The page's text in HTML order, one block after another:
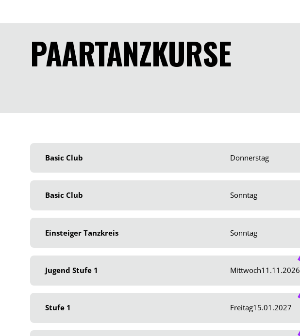
PAARTANZKURSE
Basic Club Donnerstag
Basic Club Sonntag
Einsteiger Tanzkreis Sonntag
Jugend Stufe 1 Mittwoch11.11.2026
Stufe 1 Freitag15.01.2027